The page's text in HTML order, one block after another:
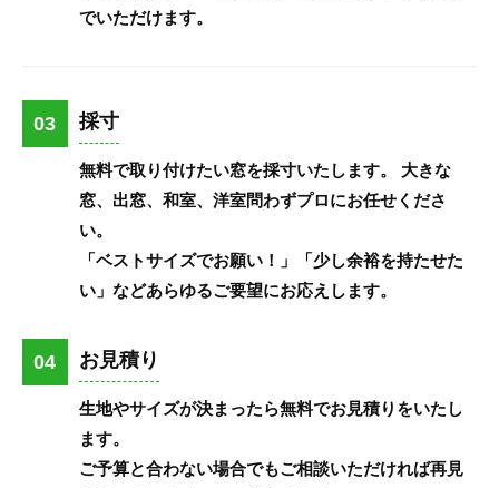
でいただけます。
03 採寸
無料で取り付けたい窓を採寸いたします。 大きな
窓、出窓、和室、洋室問わずプロにお任せくださ
い。
「ベストサイズでお願い！」「少し余裕を持たせた
い」などあらゆるご要望にお応えします。
04 お見積り
生地やサイズが決まったら無料でお見積りをいたし
ます。
ご予算と合わない場合でもご相談いただければ再見